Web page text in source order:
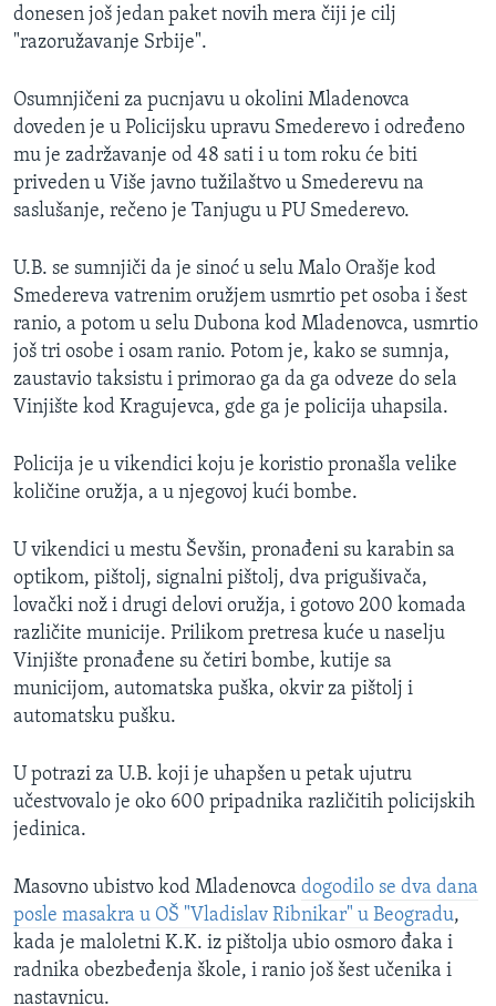
donesen još jedan paket novih mera čiji je cilj
"razoružavanje Srbije".
Osumnjičeni za pucnjavu u okolini Mladenovca
doveden je u Policijsku upravu Smederevo i određeno
mu je zadržavanje od 48 sati i u tom roku će biti
priveden u Više javno tužilaštvo u Smederevu na
saslušanje, rečeno je Tanjugu u PU Smederevo.
U.B. se sumnjiči da je sinoć u selu Malo Orašje kod
Smedereva vatrenim oružjem usmrtio pet osoba i šest
ranio, a potom u selu Dubona kod Mladenovca, usmrtio
još tri osobe i osam ranio. Potom je, kako se sumnja,
zaustavio taksistu i primorao ga da ga odveze do sela
Vinjište kod Kragujevca, gde ga je policija uhapsila.
Policija je u vikendici koju je koristio pronašla velike
količine oružja, a u njegovoj kući bombe.
U vikendici u mestu Ševšin, pronađeni su karabin sa
optikom, pištolj, signalni pištolj, dva prigušivača,
lovački nož i drugi delovi oružja, i gotovo 200 komada
različite municije. Prilikom pretresa kuće u naselju
Vinjište pronađene su četiri bombe, kutije sa
municijom, automatska puška, okvir za pištolj i
automatsku pušku.
U potrazi za U.B. koji je uhapšen u petak ujutru
učestvovalo je oko 600 pripadnika različitih policijskih
jedinica.
Masovno ubistvo kod Mladenovca dogodilo se dva dana
posle masakra u OŠ "Vladislav Ribnikar" u Beogradu,
kada je maloletni K.K. iz pištolja ubio osmoro đaka i
radnika obezbeđenja škole, i ranio još šest učenika i
nastavnicu.